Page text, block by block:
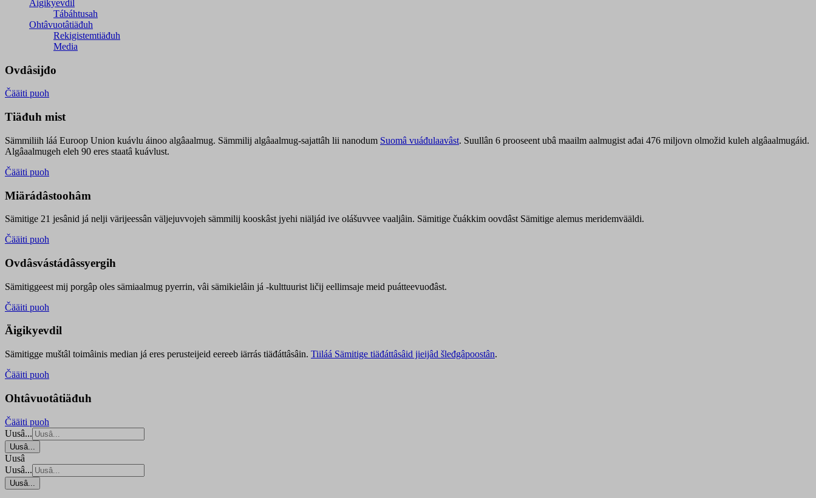
Äigikyevdil
Tábáhtusah
Ohtâvuotâtiäđuh
Rekigistemtiäđuh
Media
Ovdâsijđo
Čääiti puoh
Tiäđuh mist
Sämmiliih láá Euroop Union kuávlu áinoo algâaalmug. Sämmilij algâaalmug-sajattâh lii nanodum Suomâ vuáđulaavâst. Suullân 6 prooseent ubâ maailm aalmugist ađai 476 miljovn olmožid kuleh algâaalmugáid.
Algâaalmugeh eleh 90 eres staatâ kuávlust.
Čääiti puoh
Miärádâstoohâm
Sämitige 21 jesânid já nelji värijeessân väljejuvvojeh sämmilij kooskâst jyehi niäljád ive olášuvvee vaaljâin. Sämitige čuákkim oovdâst Sämitige alemus meridemvääldi.
Čääiti puoh
Ovdâsvástádâssyergih
Sämitiggeest mij porgâp oles sämiaalmug pyerrin, vâi sämikielâin já -kulttuurist ličij eellimsaje meid puátteevuođâst.
Čääiti puoh
Äigikyevdil
Sämitigge muštâl toimâinis median já eres perusteijeid eereeb iärrás tiäđáttâsâin. Tiiláá Sämitige tiäđáttâsâid jieijâd šleđgâpoostân.
Čääiti puoh
Ohtâvuotâtiäđuh
Čääiti puoh
Uusâ...
Uusâ...
Uusâ
Uusâ...
Uusâ...